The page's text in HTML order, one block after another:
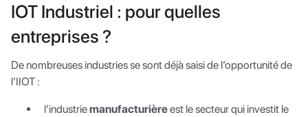
IOT Industriel : pour quelles
entreprises ?
De nombreuses industries se sont déjà saisi de l’opportunité de
l’IIOT :
l’industriemanufacturièreest le secteur qui investit le